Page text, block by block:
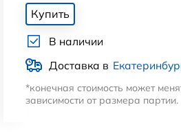
Купить
В наличии
Доставка в
*конечная стоимость может
зависимости от размера партии.